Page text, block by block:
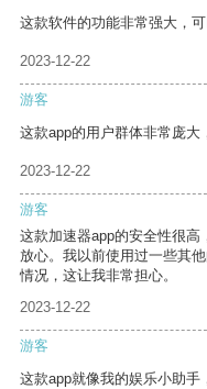
这款软件的功能非常强大，
2023-12-22
游客
这款app的用户群体非常庞大
2023-12-22
游客
这款加速器app的安全性很
放心。我以前使用过一些其
情况，这让我非常担心。
2023-12-22
游客
这款app就像我的娱乐小助手